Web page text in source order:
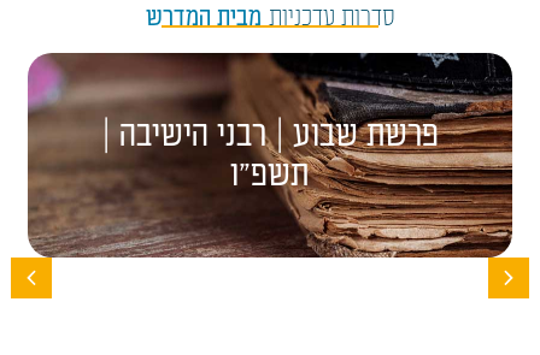
סדרות עדכניות מבית המדרש
פרשת שבוע | רבני הישיבה |
תשפ"ו